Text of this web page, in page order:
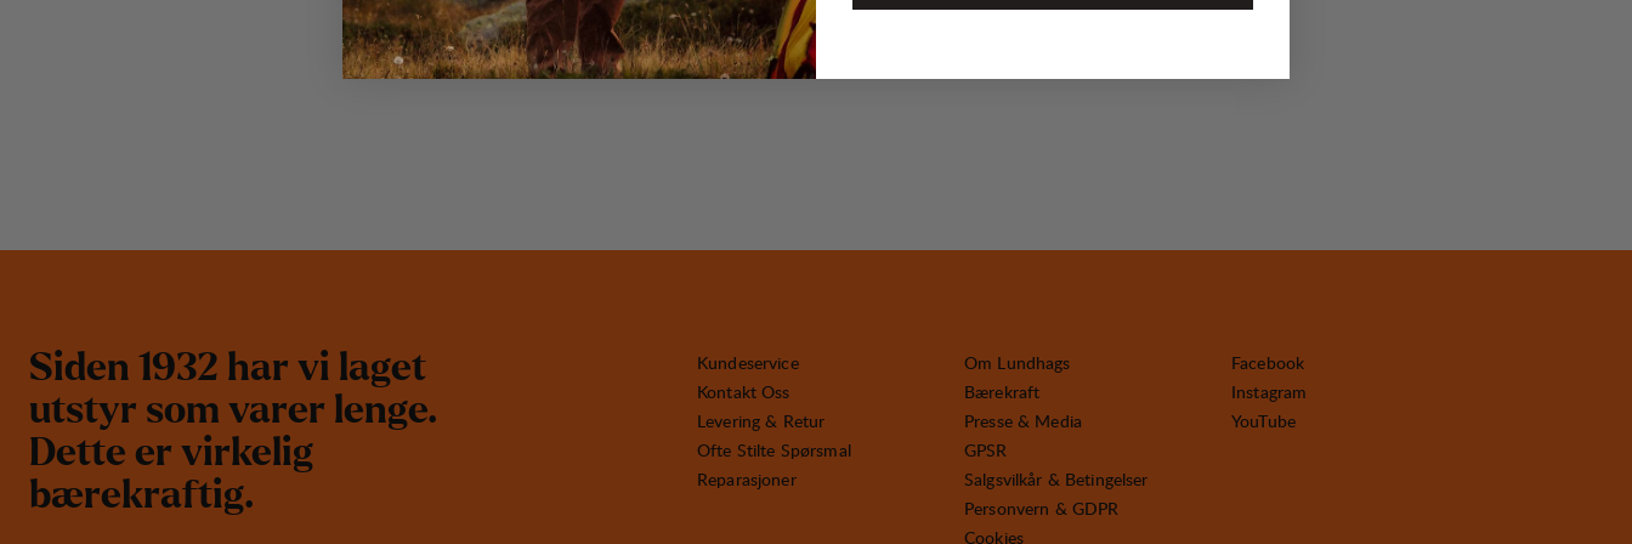
Siden 1932 har vi laget
utstyr som varer lenge.
Dette er virkelig
bærekraftig.
Kundeservice
Kontakt Oss
Levering & Retur
Ofte Stilte Spørsmal
Reparasjoner
Om Lundhags
Bærekraft
Presse & Media
GPSR
Salgsvilkår & Betingelser
Personvern & GDPR
Cookies
Facebook
Instagram
YouTube